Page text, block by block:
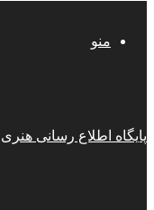
منو
پایگاه اطلاع رسانی هنری